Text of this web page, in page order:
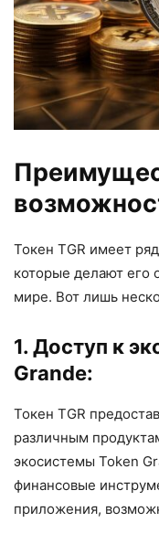
Токен TGR имеет
которые делают его
мире. Вот лишь
1. Доступ к
Grande:
Токен TGR
различным
экосистемы Token
финансовые
приложения,